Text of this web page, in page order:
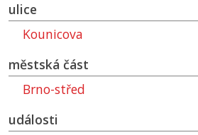
ulice
Kounicova
městská část
Brno-střed
události